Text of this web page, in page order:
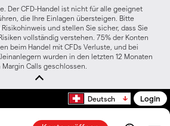
Der CFD-Handel ist nicht für alle geeignet
die Ihre Einlagen übersteigen. Bitte
und stellen Sie sicher, dass Sie
vollständig verstehen. 75% der Konten
beim Handel mit CFDs Verluste, und bei
wurden in den letzten 12 Monaten
Calls geschlossen.
Deutsch Login